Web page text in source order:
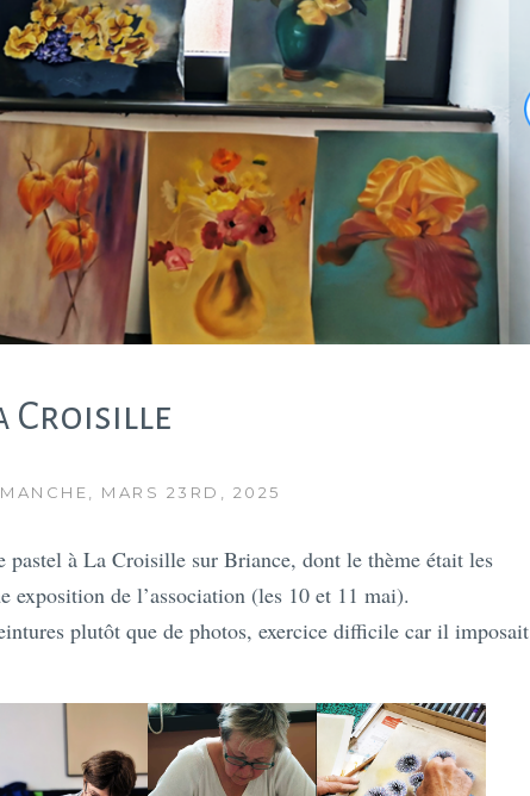
Croisille
MARS 23RD, 2025
pastel à La Croisille sur Briance, dont le thème était les
exposition de l’association (les 10 et 11 mai).
plutôt que de photos, exercice difficile car il imposait